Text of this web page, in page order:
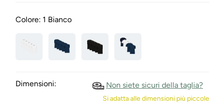
Colore: 1 Bianco
Dimensioni: Non siete sicuri della taglia?
Si adatta alle dimensioni più piccole